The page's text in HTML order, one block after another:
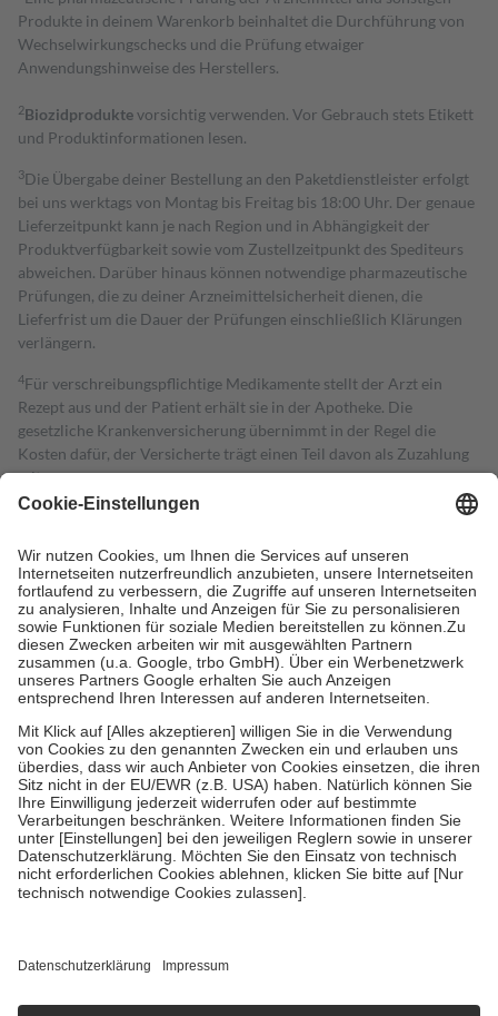
Produkte in deinem Warenkorb beinhaltet die Durchführung von
Wechselwirkungschecks und die Prüfung etwaiger
Anwendungshinweise des Herstellers.
2Biozidproduktevorsichtig verwenden. Vor Gebrauch stets Etikett
und Produktinformationen lesen.
3Die Übergabe deiner Bestellung an den Paketdienstleister erfolgt
bei uns werktags von Montag bis Freitag bis 18:00 Uhr. Der genaue
Lieferzeitpunkt kann je nach Region und in Abhängigkeit der
Produktverfügbarkeit sowie vom Zustellzeitpunkt des Spediteurs
abweichen. Darüber hinaus können notwendige pharmazeutische
Prüfungen, die zu deiner Arzneimittelsicherheit dienen, die
Lieferfrist um die Dauer der Prüfungen einschließlich Klärungen
verlängern.
4Für verschreibungspflichtige Medikamente stellt der Arzt ein
Rezept aus und der Patient erhält sie in der Apotheke. Die
gesetzliche Krankenversicherung übernimmt in der Regel die
Kosten dafür, der Versicherte trägt einen Teil davon als Zuzahlung
mit.
Grundsätzlich leisten Mitglieder Zuzahlungen in Höhe von zehn
höchstens zehn Euro.
Es sind jedoch nie mehr als die tatsächlichen
Kosten der Leistung zu entrichten.
Diese Regeln gelten grundsätzlich auch für Online-Apotheken.
Bei Heilmitteln und häuslicher Krankenpflege beträgt die
Zuzahlung zehn Prozent der Kosten sowie zehn Euro je
Verordnung.
Um das Engagement der Versicherten für ihre eigene Gesundheit zu
stärken und die besondere Stellung der Familie zu unterstützen,
fallenkeine Zuzahlungenan bei:
• Kindern und Jugendlichen bis zum vollendeten 18. Lebensjahr
mit Ausnahme der Fahrkosten
• Untersuchungen zur Vorsorge und Früherkennung, die von der
GKV getragen werden
• empfohlenen Schutzimpfungen
• Harn- und Blutteststreifen
getroffen, um sicherzustellen, dass es sich um echte Bewertungen
https://help.etrusted.com/hc/de/articles/4419944605341